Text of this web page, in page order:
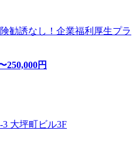
勧誘なし！企業福利厚生プラ
250,000円
大坪町ビル3F